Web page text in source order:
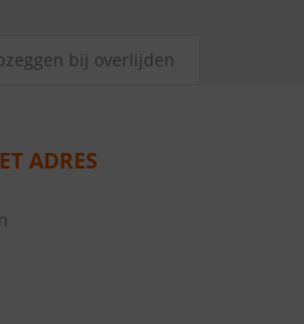
bij overlijden
ADRES